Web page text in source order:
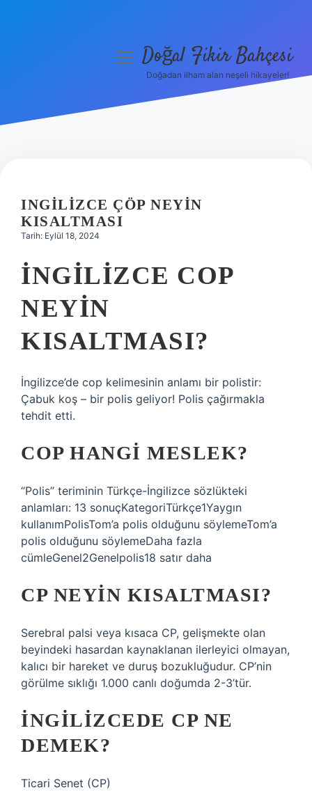
Hakkımızda
menüyüDoğal Fikir Bahçesi
Doğadan ilham alan neşeli hikayeler!
INGILIZCE ÇÖP NEYIN
KISALTMASI
Tarih: Eylül 18, 2024
İNGILIZCE COP
NEYIN
KISALTMASI?
İngilizce’de cop kelimesinin anlamı bir polistir:
Çabuk koş – bir polis geliyor! Polis çağırmakla
tehdit etti.
COP HANGI MESLEK?
“Polis” teriminin Türkçe-İngilizce sözlükteki
anlamları: 13 sonuçKategoriTürkçe1Yaygın
kullanımPolisTom’a polis olduğunu söylemeTom’a
polis olduğunu söylemeDaha fazla
cümleGenel2Genelpolis18 satır daha
CP NEYIN KISALTMASI?
Serebral palsi veya kısaca CP, gelişmekte olan
beyindeki hasardan kaynaklanan ilerleyici olmayan,
kalıcı bir hareket ve duruş bozukluğudur. CP’nin
görülme sıklığı 1.000 canlı doğumda 2-3’tür.
İNGILIZCEDE CP NE
DEMEK?
Ticari Senet (CP)